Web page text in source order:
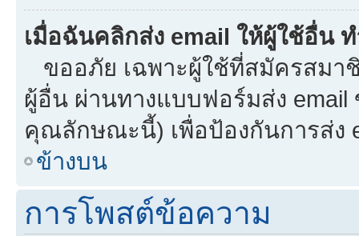
เมื่อฉันคลิกส่ง email ให้ผู้ใช้อื่น
ขออภัย เฉพาะผู้ใช้ที่สมัครสมา
ผู้อื่น ผ่านทางแบบฟอร์มส่ง
คุณลักษณะนี้) เพื่อป้องกันการส่ง
ข้างบน
การโพสต์ข้อความ